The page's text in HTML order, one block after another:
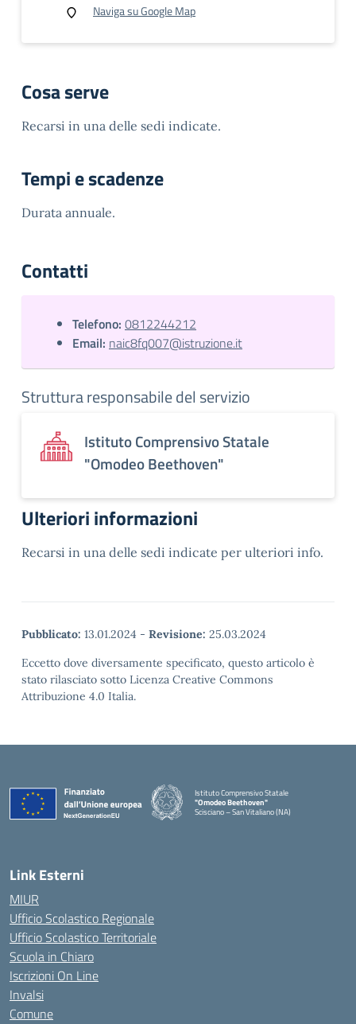
Naviga su Google Map
Cosa serve
Recarsi in una delle sedi indicate.
Tempi e scadenze
Durata annuale.
Contatti
Telefono: 0812244212
Email: naic8fq007@istruzione.it
Struttura responsabile del servizio
Istituto Comprensivo Statale
"Omodeo Beethoven"
Ulteriori informazioni
Recarsi in una delle sedi indicate per ulteriori info.
Pubblicato: 13.01.2024 - Revisione: 25.03.2024
Eccetto dove diversamente specificato, questo articolo è
stato rilasciato sotto Licenza Creative Commons
Attribuzione 4.0 Italia.
Istituto Comprensivo Statale
"Omodeo Beethoven"
Scisciano – San Vitaliano (NA)
Link Esterni
MIUR
Ufficio Scolastico Regionale
Ufficio Scolastico Territoriale
Scuola in Chiaro
Iscrizioni On Line
Invalsi
Comune